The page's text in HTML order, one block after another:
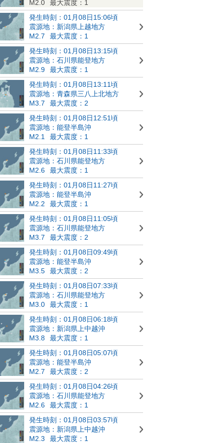
M2.0
最大震度：1
発生時刻：01月08日15:06頃
震源地：新潟県上越地方
M2.7
最大震度：1
発生時刻：01月08日13:15頃
震源地：石川県能登地方
M2.9
最大震度：1
発生時刻：01月08日13:11頃
震源地：青森県三八上北地方
M3.7
最大震度：2
発生時刻：01月08日12:51頃
震源地：能登半島沖
M2.1
最大震度：1
発生時刻：01月08日11:33頃
震源地：石川県能登地方
M2.6
最大震度：1
発生時刻：01月08日11:27頃
震源地：能登半島沖
M2.2
最大震度：1
発生時刻：01月08日11:05頃
震源地：石川県能登地方
M3.7
最大震度：2
発生時刻：01月08日09:49頃
震源地：能登半島沖
M3.5
最大震度：2
発生時刻：01月08日07:33頃
震源地：石川県能登地方
M3.0
最大震度：1
発生時刻：01月08日06:18頃
震源地：新潟県上中越沖
M3.8
最大震度：1
発生時刻：01月08日05:07頃
震源地：能登半島沖
M2.7
最大震度：2
発生時刻：01月08日04:26頃
震源地：石川県能登地方
M2.6
最大震度：1
発生時刻：01月08日03:57頃
震源地：新潟県上中越沖
M2.3
最大震度：1